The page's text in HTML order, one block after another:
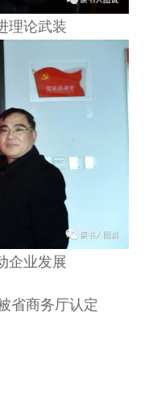
理论武装
企业发展
省商务厅认定